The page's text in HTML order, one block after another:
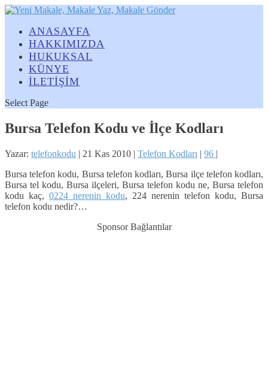
ANASAYFA
HAKKIMIZDA
HUKUKSAL
KÜNYE
İLETİŞİM
Select Page
Bursa Telefon Kodu ve İlçe Kodları
Yazar: telefonkodu | 21 Kas 2010 | Telefon Kodları | 96 |
Bursa telefon kodu, Bursa telefon kodları, Bursa ilçe telefon kodları,
Bursa tel kodu, Bursa ilçeleri, Bursa telefon kodu ne, Bursa telefon
kodu kaç, 0224 nerenin kodu, 224 nerenin telefon kodu, Bursa
telefon kodu nedir?…
Sponsor Bağlantılar